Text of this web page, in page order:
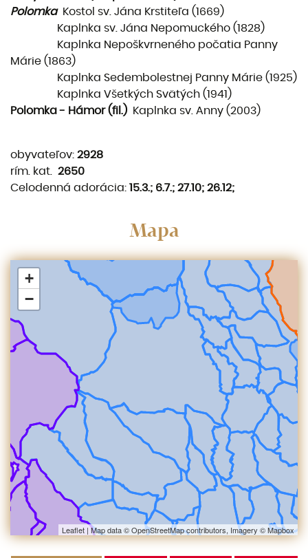
Polomka
Kostol sv. Jána Krstiteľa (1669)
Kaplnka sv. Jána Nepomuckého (1828)
Kaplnka Nepoškvrneného počatia Panny
Márie (1863)
Kaplnka Sedembolestnej Panny Márie (1925)
Kaplnka Všetkých Svätých (1941)
Polomka - Hámor (fil.) Kaplnka sv. Anny (2003)
obyvateľov: 2928
rím. kat. 2650
Celodenná adorácia: 15.3.; 6.7.; 27.10; 26.12;
Mapa
+
−
Leaflet | Map data ©OpenStreetMapcontributors, Imagery ©Mapbox